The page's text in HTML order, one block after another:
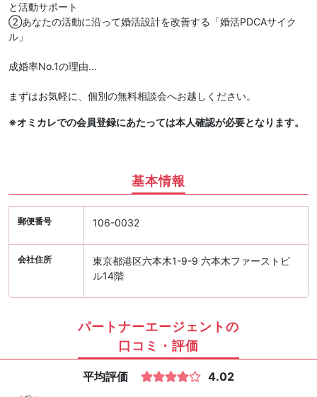
と活動サポート
②あなたの活動に沿って婚活設計を改善する「婚活PDCAサイク
ル」
成婚率No.1の理由…
まずはお気軽に、個別の無料相談会へお越しください。
※オミカレでの会員登録にあたっては本人確認が必要となります。
基本情報
郵便番号 106-0032
会社住所
東京都港区六本木1-9-9 六本木ファーストビ
ル14階
パートナーエージェントの
口コミ・評価
平均評価 4.02